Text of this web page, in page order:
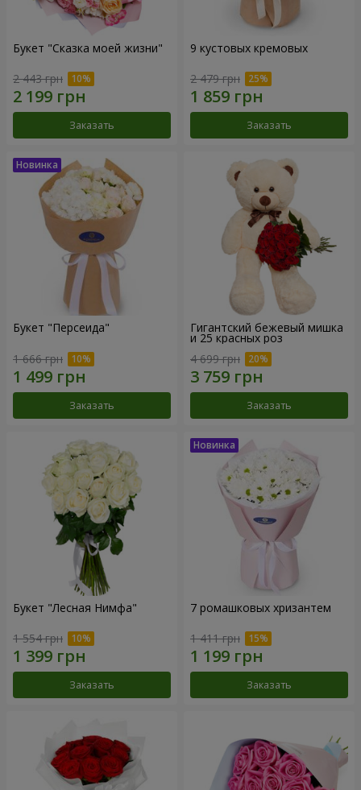
Букет "Сказка моей жизни"
2 443 грн
Заказать
9 кустовых кремовых
2 479 грн
Заказать
Букет "Персеида"
1 666 грн
Заказать
Гигантский бежевый мишка
и 25 красных роз
4 699 грн
Заказать
Букет "Лесная Нимфа"
1 554 грн
Заказать
7 ромашковых хризантем
1 411 грн
Заказать